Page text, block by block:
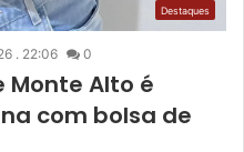
Destaques
. 22:06 0
Monte Alto é
com bolsa de